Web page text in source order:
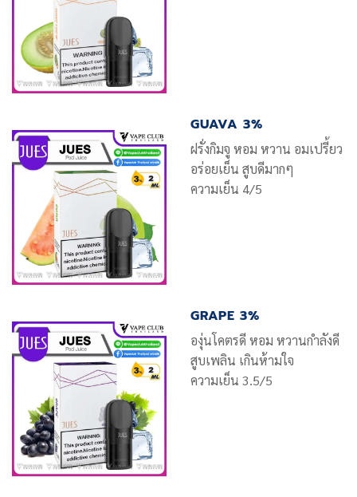
GUAVA 3%
ฝรั่งกิมจู หอม หวาน อมเปรี้ยว
อร่อยเย็น สูบดีมากๆ
ความเย็น 4/5
GRAPE 3%
องุ่นโคตรดี หอม หวานกำลังดี
สูบเพลิน เกินห้ามใจ
ความเย็น 3.5/5